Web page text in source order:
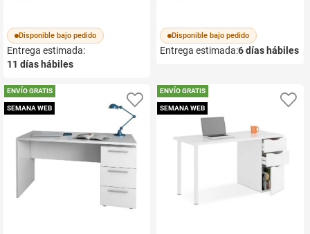
Disponible bajo pedido
Entrega estimada:
11 días hábiles
Disponible bajo pedido
Entrega estimada:6días hábiles
ENVÍO GRATIS
SEMANA WEB
Añadir a favoritos
ENVÍO GRATIS
SEMANA WEB